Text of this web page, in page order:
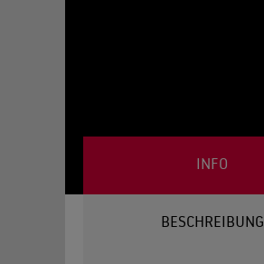
INFO
BESCHREIBUNG